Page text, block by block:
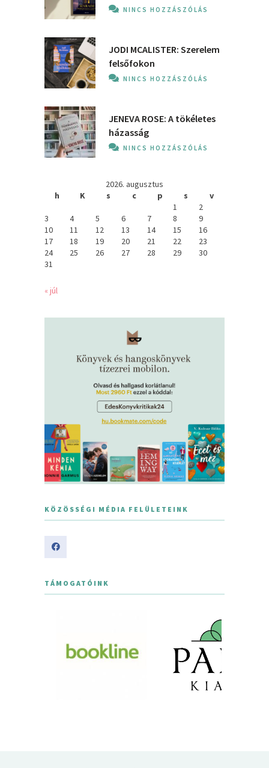
NINCS HOZZÁSZÓLÁS
JODI MCALISTER: Szerelem
felsőfokon
NINCS HOZZÁSZÓLÁS
JENEVA ROSE: A ​tökéletes
házasság
NINCS HOZZÁSZÓLÁS
2026. augusztus
h
K s c p s
v
1
2
3
4 5 6 7 8
9
10
11 12 13 14 15
16
17
18 19 20 21 22
23
24
25 26 27 28 29
30
31
« júl
KÖZÖSSÉGI MÉDIA FELÜLETEINK
TÁMOGATÓINK